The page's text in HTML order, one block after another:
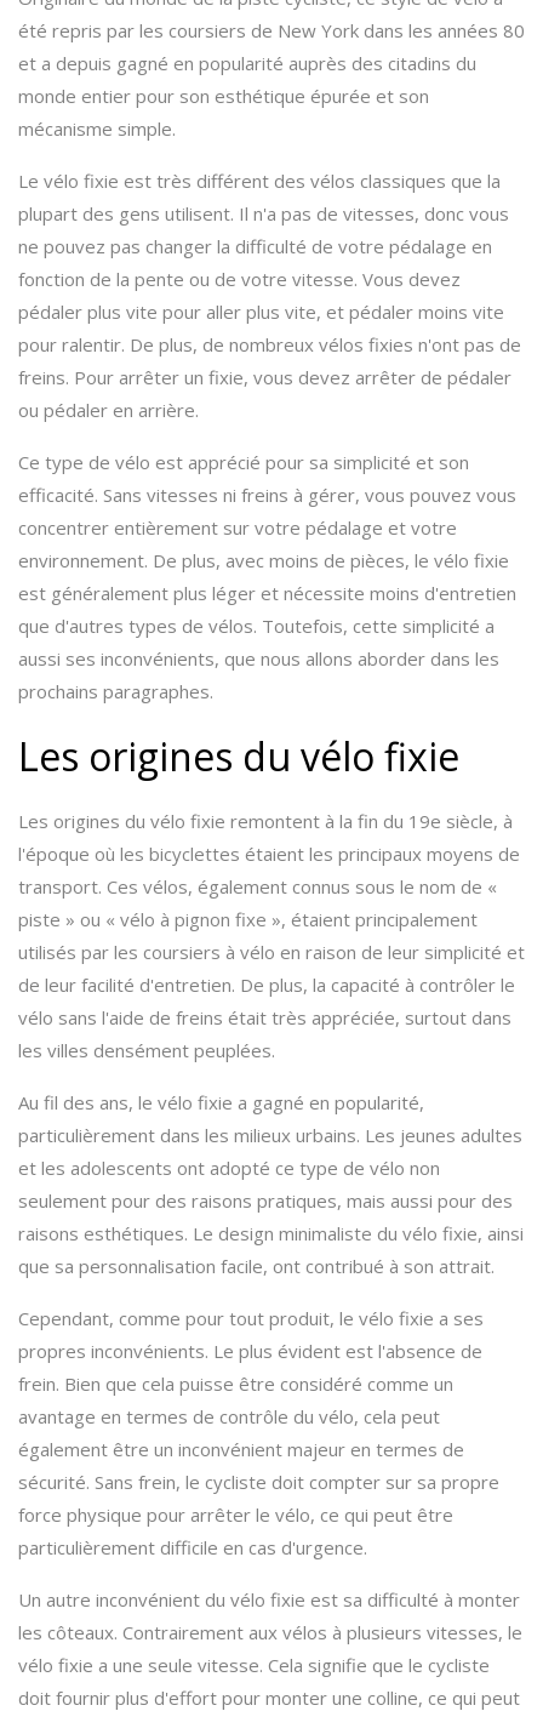
été repris par les coursiers de New York dans les années 80
et a depuis gagné en popularité auprès des citadins du
monde entier pour son esthétique épurée et son
mécanisme simple.
Le vélo fixie est très différent des vélos classiques que la
plupart des gens utilisent. Il n'a pas de vitesses, donc vous
ne pouvez pas changer la difficulté de votre pédalage en
fonction de la pente ou de votre vitesse. Vous devez
pédaler plus vite pour aller plus vite, et pédaler moins vite
pour ralentir. De plus, de nombreux vélos fixies n'ont pas de
freins. Pour arrêter un fixie, vous devez arrêter de pédaler
ou pédaler en arrière.
Ce type de vélo est apprécié pour sa simplicité et son
efficacité. Sans vitesses ni freins à gérer, vous pouvez vous
concentrer entièrement sur votre pédalage et votre
environnement. De plus, avec moins de pièces, le vélo fixie
est généralement plus léger et nécessite moins d'entretien
que d'autres types de vélos. Toutefois, cette simplicité a
aussi ses inconvénients, que nous allons aborder dans les
prochains paragraphes.
Les origines du vélo fixie
Les origines du vélo fixie remontent à la fin du 19e siècle, à
l'époque où les bicyclettes étaient les principaux moyens de
transport. Ces vélos, également connus sous le nom de «
piste » ou « vélo à pignon fixe », étaient principalement
utilisés par les coursiers à vélo en raison de leur simplicité et
de leur facilité d'entretien. De plus, la capacité à contrôler le
vélo sans l'aide de freins était très appréciée, surtout dans
les villes densément peuplées.
Au fil des ans, le vélo fixie a gagné en popularité,
particulièrement dans les milieux urbains. Les jeunes adultes
et les adolescents ont adopté ce type de vélo non
seulement pour des raisons pratiques, mais aussi pour des
raisons esthétiques. Le design minimaliste du vélo fixie, ainsi
que sa personnalisation facile, ont contribué à son attrait.
Cependant, comme pour tout produit, le vélo fixie a ses
propres inconvénients. Le plus évident est l'absence de
frein. Bien que cela puisse être considéré comme un
avantage en termes de contrôle du vélo, cela peut
également être un inconvénient majeur en termes de
sécurité. Sans frein, le cycliste doit compter sur sa propre
force physique pour arrêter le vélo, ce qui peut être
particulièrement difficile en cas d'urgence.
Un autre inconvénient du vélo fixie est sa difficulté à monter
les côteaux. Contrairement aux vélos à plusieurs vitesses, le
vélo fixie a une seule vitesse. Cela signifie que le cycliste
doit fournir plus d'effort pour monter une colline, ce qui peut